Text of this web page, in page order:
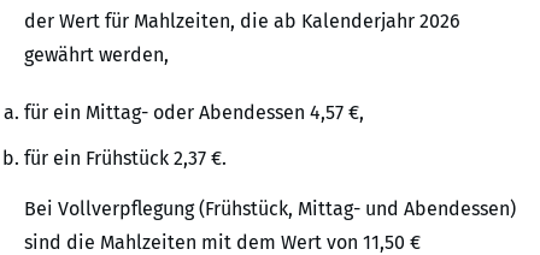
der Wert für Mahlzeiten, die ab Kalenderjahr 2026
gewährt werden,
für ein Mittag- oder Abendessen 4,57 €,
für ein Frühstück 2,37 €.
Bei Vollverpflegung (Frühstück, Mittag- und Abendessen)
sind die Mahlzeiten mit dem Wert von 11,50 €